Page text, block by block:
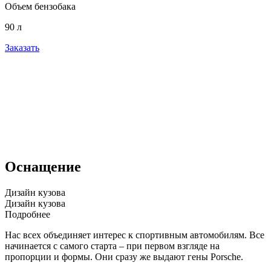
Объем бензобака
90 л
Заказать
Оснащение
Дизайн кузова
Дизайн кузова
Подробнее
Нас всех объединяет интерес к спортивным автомобилям. Все
начинается с самого старта – при первом взгляде на
пропорции и формы. Они сразу же выдают гены Porsche.